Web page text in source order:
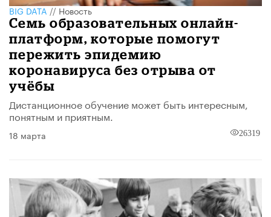
BIG DATA//Новость
Семь образовательных онлайн-
платформ, которые помогут
пережить эпидемию
коронавируса без отрыва от
учёбы
Дистанционное обучение может быть интересным,
понятным и приятным.
18 марта 26319